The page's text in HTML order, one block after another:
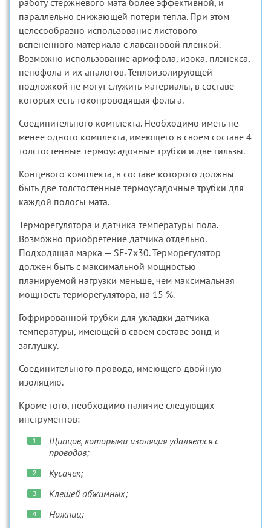
работу стержневого мата более эффективной, и
параллельно снижающей потери тепла. При этом
целесообразно использование листового
вспененного материала с лавсановой пленкой.
Возможно использование армофола, изока, плэнекса,
пенофола и их аналогов. Теплоизолирующей
подложкой не могут служить материалы, в составе
которых есть токопроводящая фольга.
Соединительного комплекта. Необходимо иметь не
менее одного комплекта, имеющего в своем составе 4
толстостенные термоусадочные трубки и две гильзы.
Концевого комплекта, в составе которого должны
быть две толстостенные термоусадочные трубки для
каждой полосы мата.
Терморегулятора и датчика температуры пола.
Возможно приобретение датчика отдельно.
Подходящая марка — SF-7х30. Терморегулятор
должен быть с максимальной мощностью
планируемой нагрузки меньше, чем максимальная
мощность терморегулятора, на 15 %.
Гофрированной трубки для укладки датчика
температуры, имеющей в своем составе зонд и
заглушку.
Соединительного провода, имеющего двойную
изоляцию.
Кроме того, необходимо наличие следующих
инструментов:
Щипцов, которыми изоляция удаляется с
проводов;
Кусачек;
Клещей обжимных;
Ножниц;